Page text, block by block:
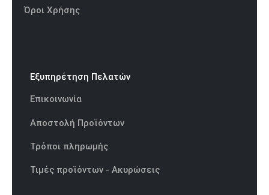
Όροι Χρήσης
Εξυπηρέτηση Πελατών
Επικοινωνία
Αποστολή Προϊόντων
Τρόποι πληρωμής
Τιμές προϊόντων - Ακυρώσεις